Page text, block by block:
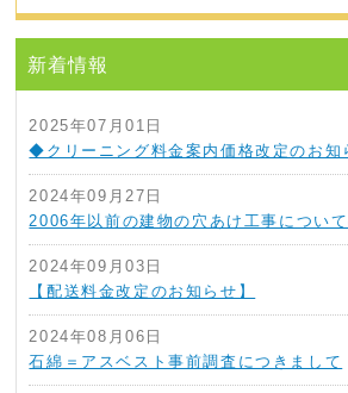
新着情報
2025年07月01日
◆クリーニング料金案内価格改定のお
2024年09月27日
2006年以前の建物の穴あけ工事につい
2024年09月03日
【配送料金改定のお知らせ】
2024年08月06日
石綿＝アスベスト事前調査につきまして